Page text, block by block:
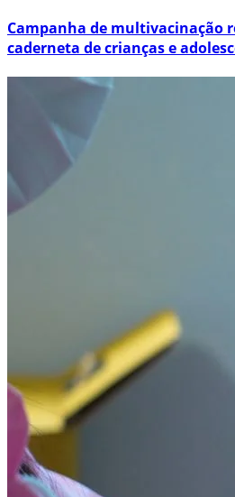
Campanha de multivacinação
caderneta de crianças e